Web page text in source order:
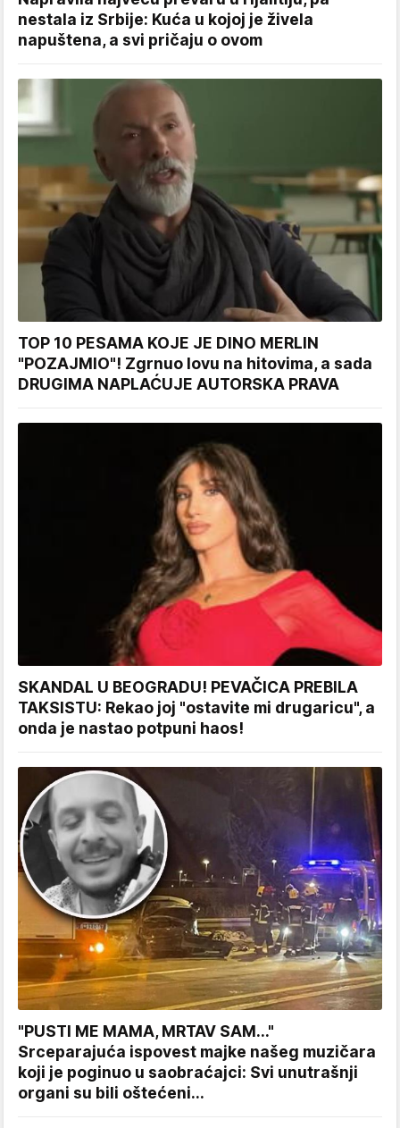
nestala iz Srbije: Kuća u kojoj je živela
napuštena, a svi pričaju o ovom
TOP 10 PESAMA KOJE JE DINO MERLIN
"POZAJMIO"! Zgrnuo lovu na hitovima, a sada
DRUGIMA NAPLAĆUJE AUTORSKA PRAVA
SKANDAL U BEOGRADU! PEVAČICA PREBILA
TAKSISTU: Rekao joj "ostavite mi drugaricu", a
onda je nastao potpuni haos!
"PUSTI ME MAMA, MRTAV SAM..."
Srceparajuća ispovest majke našeg muzičara
koji je poginuo u saobraćajci: Svi unutrašnji
organi su bili oštećeni...